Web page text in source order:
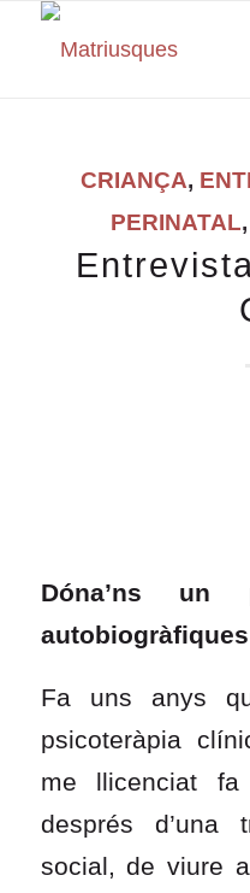
CRIANÇA,
PERINATAL,
Dóna’ns un
autobiogràfiques
Fa uns anys
psicoteràpia
me llicenciat
després d’una
social, de viure